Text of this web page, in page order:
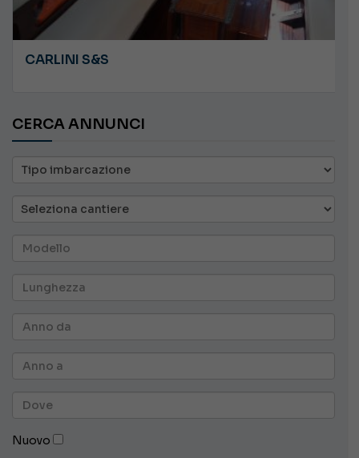
CARLINI S&S
CERCA ANNUNCI
Nuovo